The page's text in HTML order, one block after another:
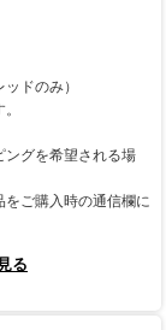
ドのみ）
ングを希望される場
ご購入時の通信欄に
る